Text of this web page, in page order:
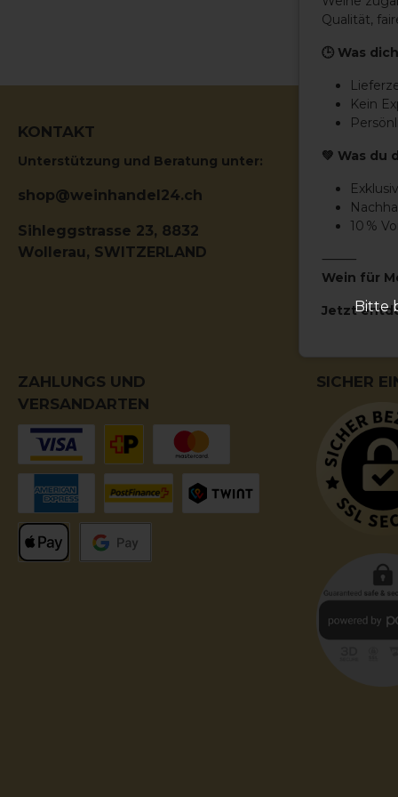
Bitte
KONTAKT
Unterstützung und Beratung unter:
shop@weinhandel24.ch
Sihleggstrasse 23, 8832
Wollerau, SWITZERLAND
ZAHLUNGS UND
VERSANDARTEN
SICHER
Qualität,
🕒 Was
Kein
💚 Was du
10 %
⸻
Wein für
Jetzt